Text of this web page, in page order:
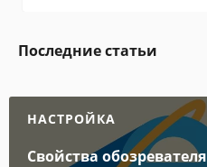
Последние статьи
НАСТРОЙКА
Свойства обозревателя